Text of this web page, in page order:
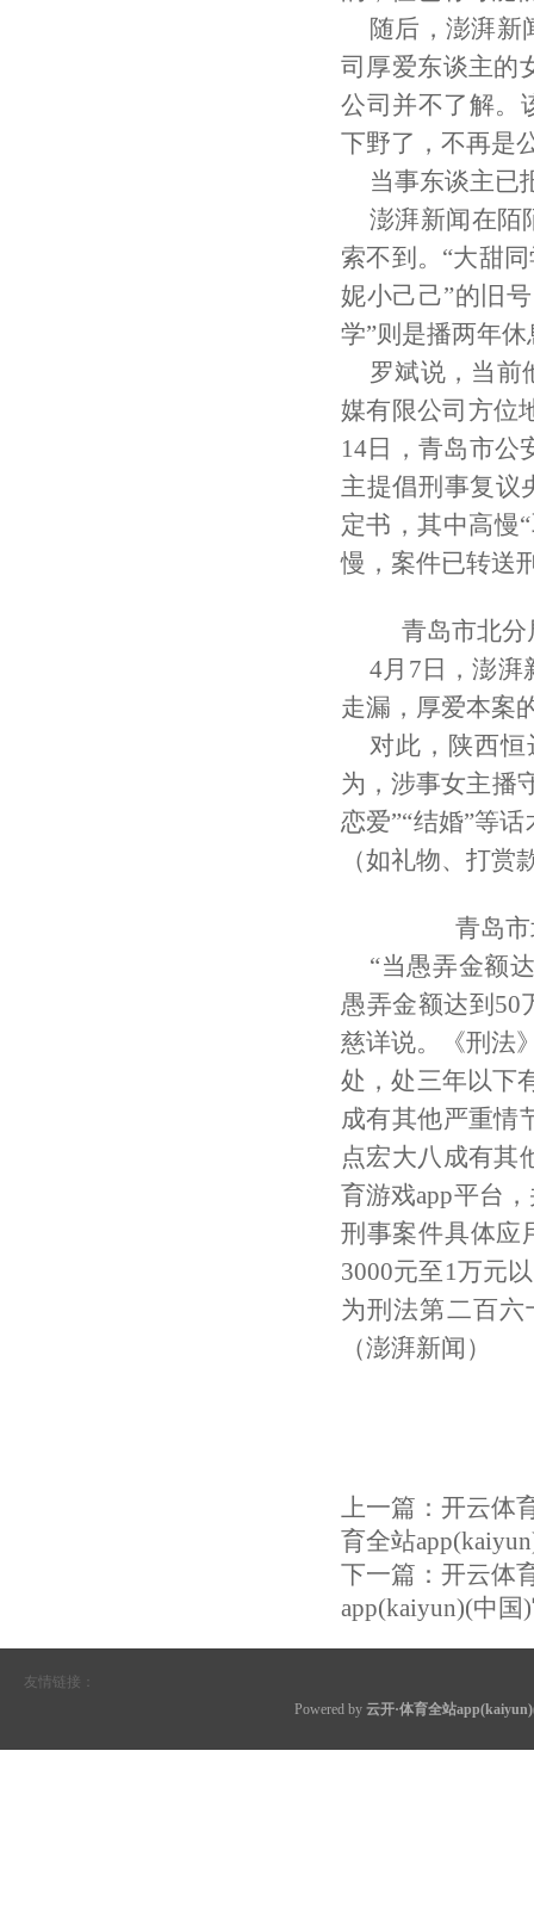
随后，澎湃新
司厚爱东谈主的
公司并不了解。
下野了，不再是
当事东谈主已
澎湃新闻在陌
索不到。“大甜
妮小己己”的旧
学”则是播两年
罗斌说，当前
媒有限公司方位
14日，青岛市公
主提倡刑事复议
定书，其中高慢
慢，案件已转送
青岛市北分
4月7日，澎湃
走漏，厚爱本案
对此，陕西
为，涉事女主播
恋爱”“结婚”等
（如礼物、打
青岛
“当愚弄金额
愚弄金额达到50
慈详说。《刑法
处，处三年以下
成有其他严重情
点宏大八成有其
育游戏app平台
刑事案件具体应
3000元至1万元
为刑法第二百六
（澎湃新闻）
上一篇： 开云体
育全站
下一篇： 开云体
app(kaiyun)(中
友情链接：
Powered by 云开·体育全站